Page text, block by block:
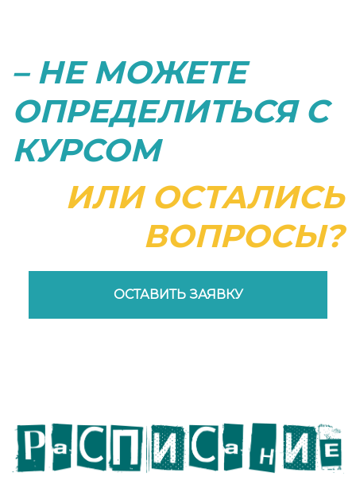
– НЕ МОЖЕТЕ
ОПРЕДЕЛИТЬСЯ С
КУРСОМ
ИЛИ ОСТАЛИСЬ
ВОПРОСЫ?
ОСТАВИТЬ ЗАЯВКУ